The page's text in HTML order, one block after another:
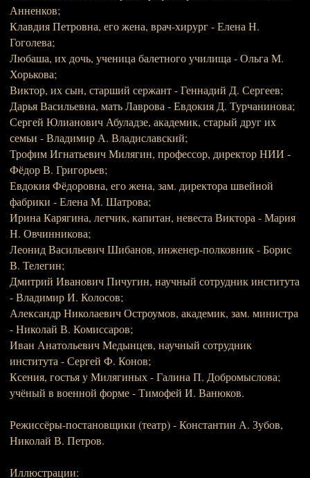
Анненков;
Клавдия Петровна, его жена, врач-хирург - Елена Н.
Гоголева;
Любаша, их дочь, ученица балетного училища - Ольга М.
Хорькова;
Виктор, их сын, старший сержант - Геннадий Д. Сергеев;
Дарья Васильевна, мать Лаврова - Евдокия Д. Турчанинова;
Сергей Юлианович Абуладзе, академик, старый друг их
семьи - Владимир А. Владиславский;
Трофим Игнатьевич Милягин, профессор, директор НИИ -
Фёдор В. Григорьев;
Евдокия Фёдоровна, его жена, зам. директора швейной
фабрики - Елена М. Шатрова;
Ирина Карягина, летчик, капитан, невеста Виктора - Мария
Н. Овчинникова;
Леонид Васильевич Шибанов, инженер-полковник - Борис
В. Телегин;
Дмитрий Иванович Пичугин, научный сотрудник института
- Владимир И. Колосов;
Александр Николаевич Остроумов, академик, зам. министра
- Николай В. Комиссаров;
Иван Анатольевич Медынцев, научный сотрудник
института - Сергей Ф. Конов;
Ксения, гостья у Милягиных - Галина П. Добромыслова;
учёный в военной форме - Тимофей И. Ванюков.
Режиссёры-постановщики (театр) - Константин А. Зубов,
Николай В. Петров.
Иллюстрации: